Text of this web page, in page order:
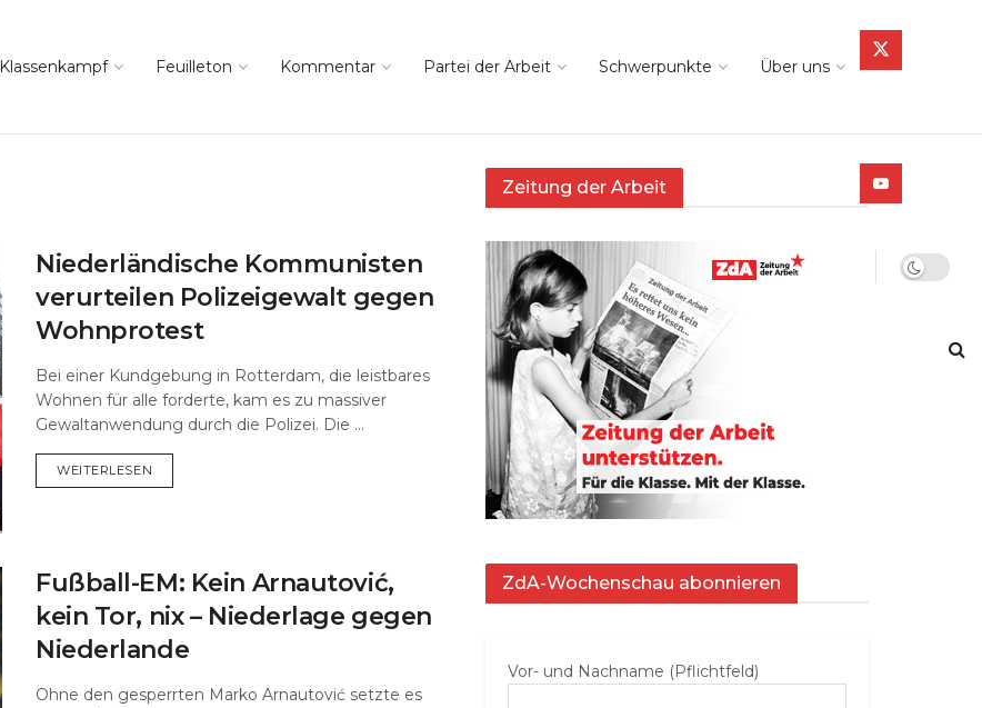
Klassenkampf Feuilleton Kommentar Partei der Arbeit Schwerpunkte Über uns
Niederländische Kommunisten
verurteilen Polizeigewalt gegen
Wohnprotest
Bei einer Kundgebung in Rotterdam, die leistbares
Wohnen für alle forderte, kam es zu massiver
Gewaltanwendung durch die Polizei. Die ...
WEITERLESEN
Fußball-EM: Kein Arnautović,
kein Tor, nix – Niederlage gegen
Niederlande
Ohne den gesperrten Marko Arnautović setzte es
Zeitung der Arbeit
ZdA-Wochenschau abonnieren
Vor- und Nachname (Pflichtfeld)